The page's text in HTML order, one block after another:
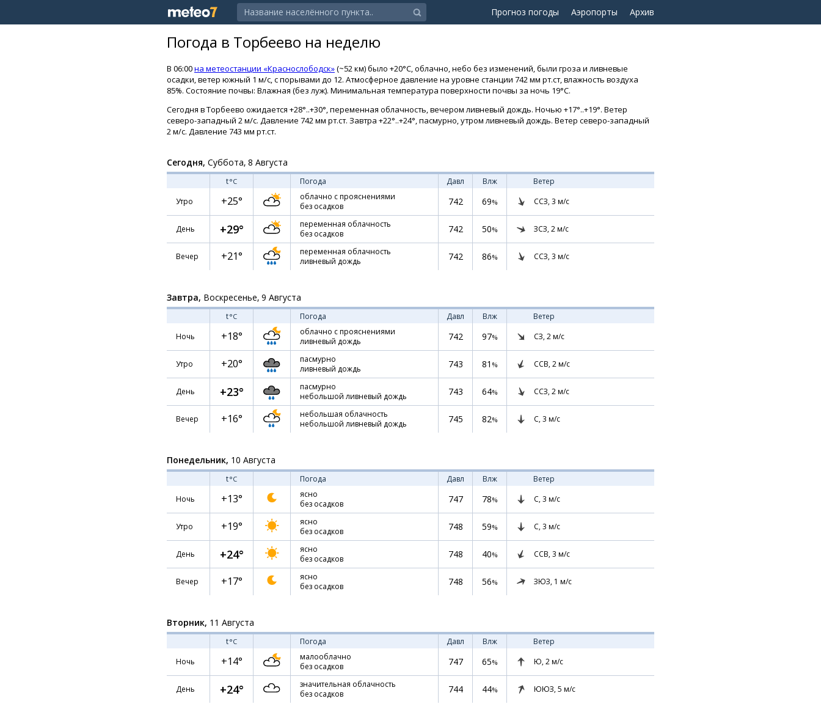
Прогноз погоды Аэропорты Архив
Погода в Торбеево на неделю
В 06:00на метеостанции «Краснослободск»(~52 км) было +20°C, облачно, небо без изменений, были гроза и ливневые
осадки, ветер южный 1 м/с, с порывами до 12. Атмосферное давление на уровне станции 742 мм рт.ст, влажность воздуха
85%. Состояние почвы: Влажная (без луж). Минимальная температура поверхности почвы за ночь 19°C.
Сегодня в Торбеево ожидается +28°..+30°, переменная облачность, вечером ливневый дождь. Ночью +17°..+19°. Ветер
северо-западный 2 м/с. Давление 742 мм рт.ст. Завтра +22°..+24°, пасмурно, утром ливневый дождь. Ветер северо-западный
2 м/с. Давление 743 мм рт.ст.
Сегодня, Суббота, 8 Августа
t°C Погода Давл Влж
Ветер
Утро
+25°
облачно с прояснениями
без осадков
742 69% ССЗ, 3 м/с
День +29°
переменная облачность
без осадков
742 50% ЗСЗ, 2м/с
Вечер +21°
переменная облачность
ливневый дождь
742 86% ССЗ, 3 м/с
Завтра, Воскресенье, 9 Августа
t°C Погода Давл Влж
Ветер
Ночь
+18°
облачно с прояснениями
ливневый дождь
742 97% СЗ, 2м/с
Утро +20°
пасмурно
ливневый дождь
743 81 % ССВ, 2м/с
День +23°
пасмурно
небольшой ливневый дождь
743 64% ССЗ, 2м/с
Вечер +16°
небольшая облачность
небольшой ливневый дождь
745 82% С, 3 м/с
Понедельник, 10 Августа
t°C Погода Давл Влж
Ветер
Ночь
+13°
ясно
без осадков
747 78% С, 3 м/с
Утро +19°
ясно
без осадков
748 59% С, 3 м/с
День +24°
ясно
без осадков
748 40% ССВ, 3 м/с
Вечер +17°
ясно
без осадков
748 56% ЗЮЗ, 1 м/с
Вторник, 11 Августа
t°C Погода Давл Влж
Ветер
Ночь
+14°
малооблачно
без осадков
747 65% Ю, 2м/с
День +24°
значительная облачность
без осадков
744 44% ЮЮЗ, 5 м/с